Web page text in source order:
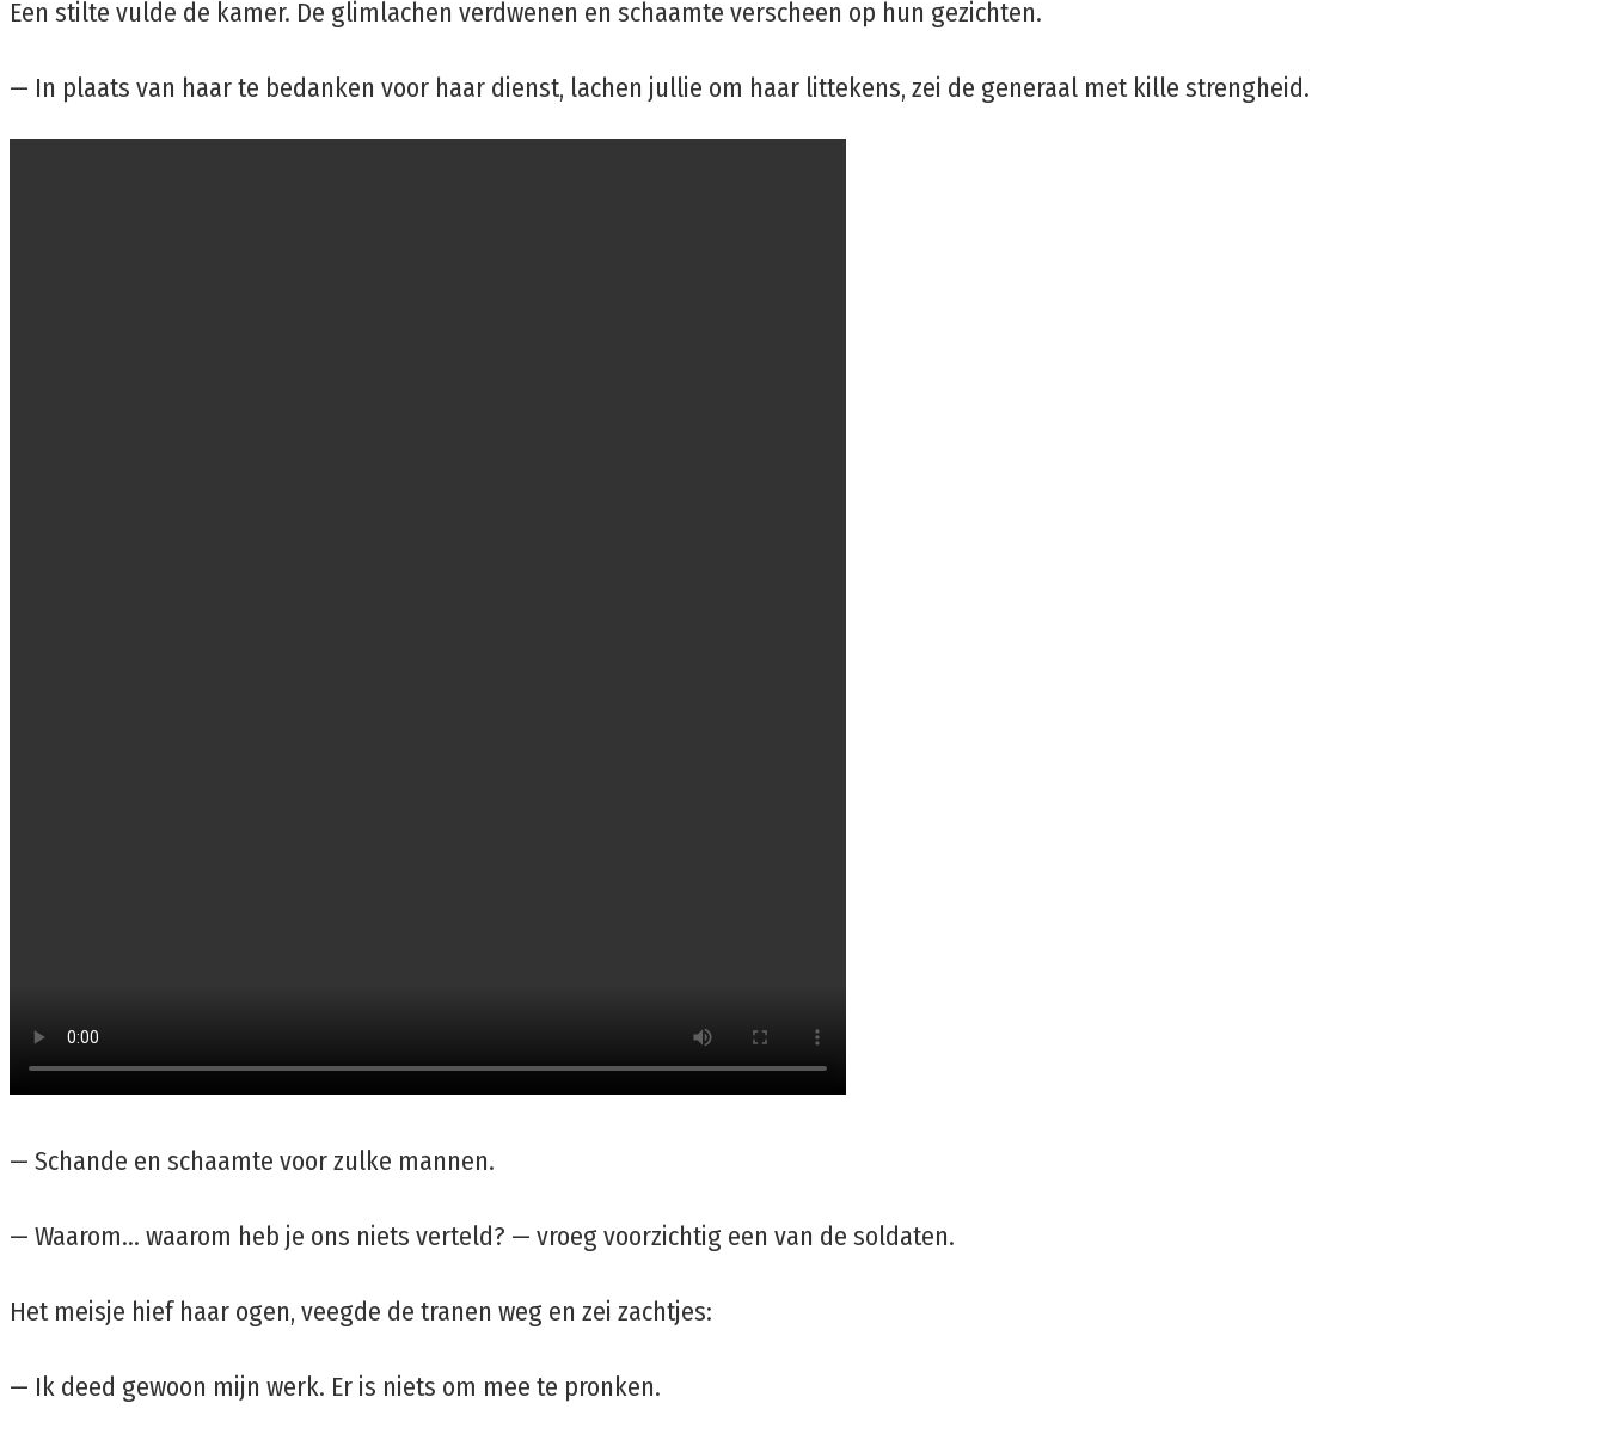
Een stilte vulde de kamer. De glimlachen verdwenen en schaamte verscheen op hun gezichten.
— In plaats van haar te bedanken voor haar dienst, lachen jullie om haar littekens, zei de generaal met kille strengheid.
— Schande en schaamte voor zulke mannen.
— Waarom… waarom heb je ons niets verteld? — vroeg voorzichtig een van de soldaten.
Het meisje hief haar ogen, veegde de tranen weg en zei zachtjes:
— Ik deed gewoon mijn werk. Er is niets om mee te pronken.